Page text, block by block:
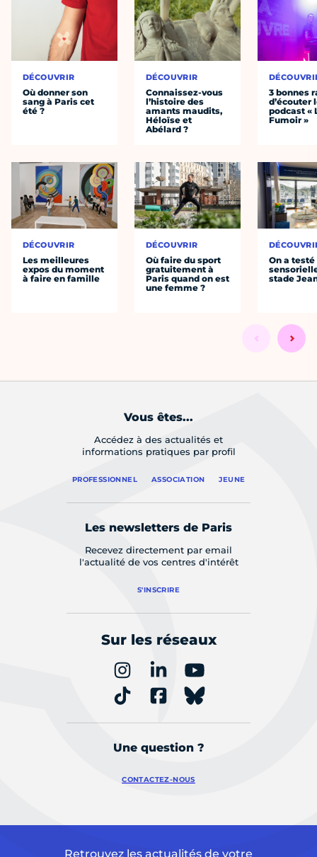
DÉCOUVRIR
Où donner son
sang à Paris cet
été ?
DÉCOUVRIR
Les meilleures
expos du moment
à faire en famille
DÉCOUVRIR
Connaissez-vous
l’histoire des
amants maudits,
Héloïse et
Abélard ?
DÉCOUVRIR
Où faire du sport
gratuitement à
Paris quand on est
une femme ?
3 bonnes
d’écouter
podcast «
Fumoir »
On a
stade
Vous êtes...
Accédez à des actualités et
informations pratiques par profil
PROFESSIONNEL ASSOCIATION JEUNE
Les newsletters de Paris
Recevez directement par email
l'actualité de vos centres d'intérêt
S'INSCRIRE
Sur les réseaux
Une question ?
CONTACTEZ-NOUS
Retrouvez les actualités de votre